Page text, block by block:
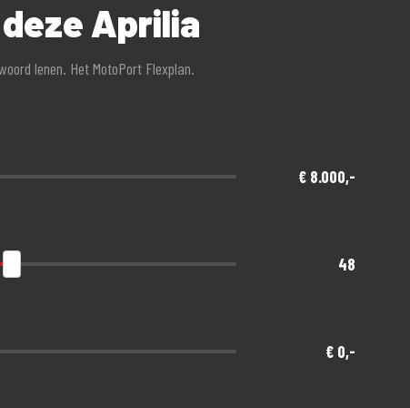
met motorliefhebbers omgaan", aldus het
WA-beperkt Casco of All-risk dekking
afschrijving!
meeverzekerd
Aprilia
lenen. Het MotoPort Flexplan.
€ 8.000,-
48
€ 0,-